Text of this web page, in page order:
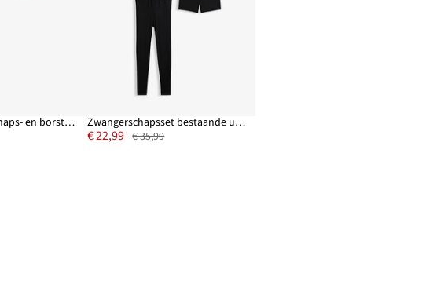
3-in-1 zwangerschaps- en borstvoedingsjurk (2-dlg. set) Zwangerschapsset bestaande uit voedingsshirt, legging + short (3-dlg. set)
€ 22,99 € 35,99